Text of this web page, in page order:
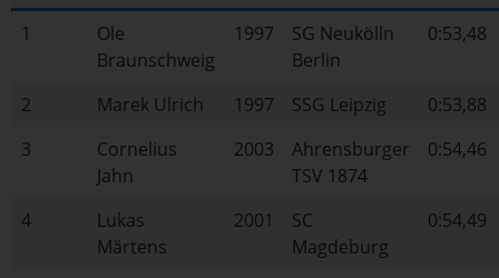
1
Ole
Braunschweig
1997
SG Neukölln
Berlin
0:53,48
2 Marek Ulrich 1997 SSG Leipzig
0:53,88
3
Cornelius
Jahn
2003
Ahrensburger
TSV 1874
0:54,46
4
Lukas
Märtens
2001
SC
Magdeburg
0:54,49